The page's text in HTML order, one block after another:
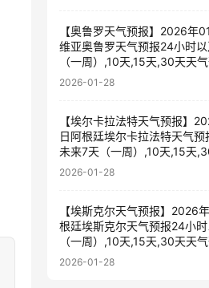
【奥鲁罗天气预报】2026年
维亚奥鲁罗天气预报24小时
（一周）,10天,15天,30天天
2026-01-28
【埃尔卡拉法特天气预报】
日阿根廷埃尔卡拉法特天气
未来7天（一周）,10天,15天
2026-01-28
【埃斯克尔天气预报】2026
根廷埃斯克尔天气预报24小
（一周）,10天,15天,30天天
2026-01-28